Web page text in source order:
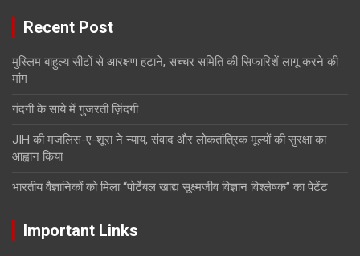
Recent Post
मुस्लिम बाहुल्य सीटों से आरक्षण हटाने, सच्चर समिति की सिफारिशें लागू करने की
मांग
गंदगी के साये में गुजरती ज़िंदगी
JIH की मजलिस-ए-शूरा ने न्याय, संवाद और लोकतांत्रिक मूल्यों की सुरक्षा का
आह्वान किया
भारतीय वैज्ञानिकों को मिला “पोर्टेबल खाद्य सूक्ष्मजीव विज्ञान विश्लेषक” का पेटेंट
Important Links